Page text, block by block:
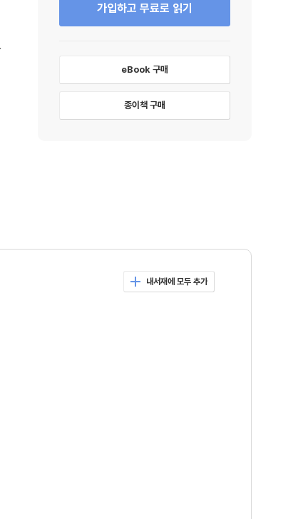
가입하고 무료로 읽기
eBook 구매
종이책 구매
내서재에 모두 추가